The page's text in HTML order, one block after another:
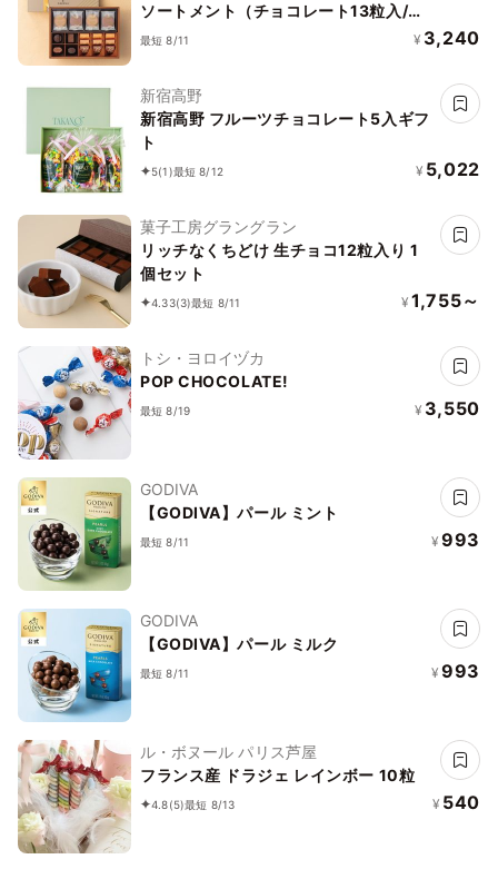
ソートメント（チョコレート13粒入/ク
ッキー8枚入）お中元2026
最短 8/11 ¥ 3,240
新宿高野
新宿高野 フルーツチョコレート5入ギフ
ト
5(1)最短 8/12 ¥ 5,022
菓子工房グラングラン
リッチなくちどけ 生チョコ12粒入り 1
個セット
4.33(3)最短 8/11 ¥ 1,755～
トシ・ヨロイヅカ
POP CHOCOLATE!
最短 8/19 ¥ 3,550
GODIVA
【GODIVA】パール ミント
最短 8/11 ¥ 993
GODIVA
【GODIVA】パール ミルク
最短 8/11 ¥ 993
ル・ボヌール パリス芦屋
フランス産 ドラジェ レインボー 10粒
4.8(5)最短 8/13 ¥ 540